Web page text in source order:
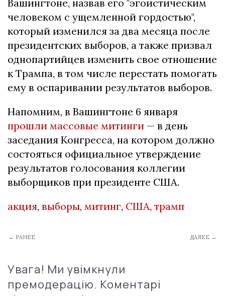
Вашингтоне, назвав его "эгоистическим
человеком с ущемленной гордостью",
который изменился за два месяца после
президентских выборов, а также призвал
однопартийцев изменить свое отношение
к Трампа, в том числе перестать помогать
ему в оспаривании результатов выборов.
Напомним, в Вашингтоне 6 января
прошли массовые митинги — в день
заседания Конгресса, на котором должно
состояться официальное утверждение
результатов голосования коллегии
выборщиков при президенте США.
акция, выборы, митинг, США, трамп
← РАНЕЕ ДАЛЕЕ →
Увага! Ми увімкнули
премодерацію. Коментарі